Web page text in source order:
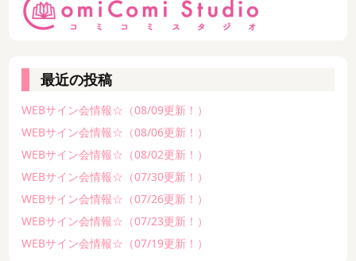
最近の投稿
WEBサイン会情報☆（08/09更新！）
WEBサイン会情報☆（08/06更新！）
WEBサイン会情報☆（08/02更新！）
WEBサイン会情報☆（07/30更新！）
WEBサイン会情報☆（07/26更新！）
WEBサイン会情報☆（07/23更新！）
WEBサイン会情報☆（07/19更新！）